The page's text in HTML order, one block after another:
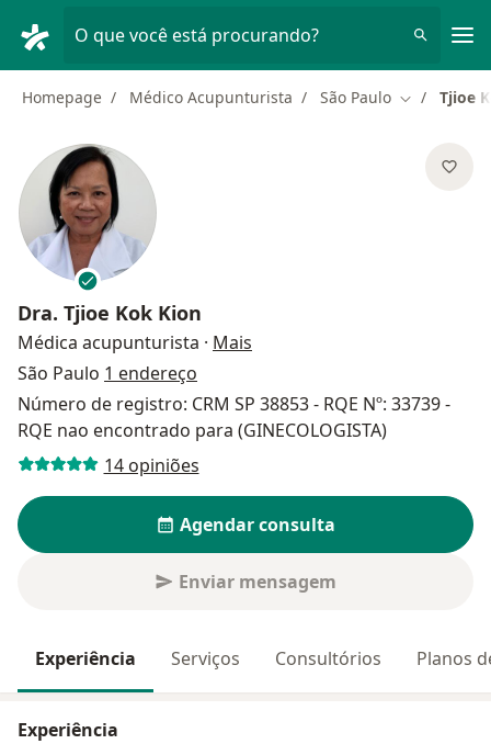
O que você está procurando?
Homepage Médico Acupunturista São Paulo Mudar de
Tjioe
Dra. Tjioe Kok Kion
Médica acupunturista · Mais
São Paulo 1 endereço
Número de registro: CRM SP 38853 - RQE Nº: 33739 -
RQE nao encontrado para (GINECOLOGISTA)
14 opiniões
Agendar consulta
Enviar mensagem
Experiência Serviços Consultórios Planos
Experiência